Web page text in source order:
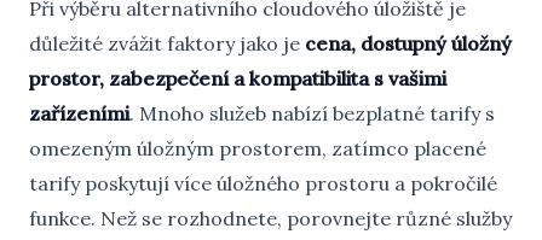
Při výběru alternativního cloudového úložiště je
důležité zvážit faktory jako je cena, dostupný úložný
prostor, zabezpečení a kompatibilita s vašimi
zařízeními. Mnoho služeb nabízí bezplatné tarify s
omezeným úložným prostorem, zatímco placené
tarify poskytují více úložného prostoru a pokročilé
funkce. Než se rozhodnete, porovnejte různé služby